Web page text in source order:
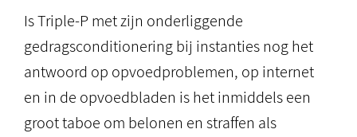
Is Triple-P met zijn onderliggende
gedragsconditionering bij instanties nog het
antwoord op opvoedproblemen, op internet
en in de opvoedbladen is het inmiddels een
groot taboe om belonen en straffen als